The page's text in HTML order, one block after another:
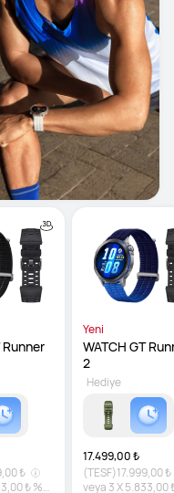
Runner
₺
₺%0
Yeni
WATCH GT
2
17.499,00 ₺
(TESF)17.999,00 ₺
veya 3X5.833,00
Hediye